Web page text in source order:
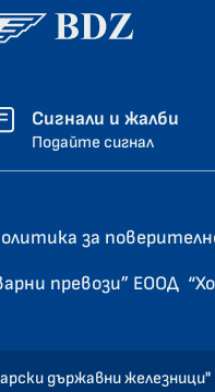
Сигнали и жалби
Подайте сигнал
за
превози” ЕООД
държавни